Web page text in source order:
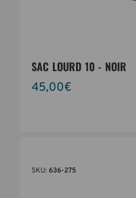
SAC LOURD 10 - NOIR
45,00€
SKU: 636-275